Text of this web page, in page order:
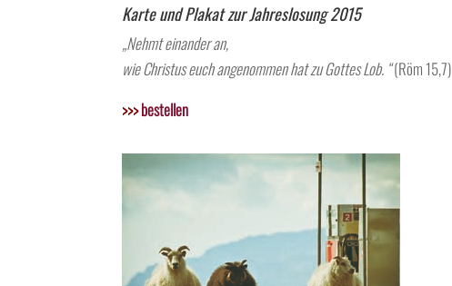
Karte und Plakat zur Jahreslosung 2015
„Nehmt einander an,
wie Christus euch angenommen hat zu Gottes Lob. “(Röm 15,7)
>>>bestellen